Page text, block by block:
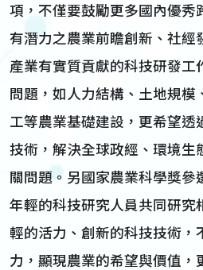
項，不僅要鼓勵更多國內優秀
有潛力之農業前瞻創新、社經
產業有實質貢獻的科技研發工
問題，如人力結構、土地規模
工等農業基礎建設，更希望透
技術，解決全球政經、環境生
關問題。另國家農業科學獎參
年輕的科技研究人員共同研究
輕的活力、創新的科技技術，
力，顯現農業的希望與價值，